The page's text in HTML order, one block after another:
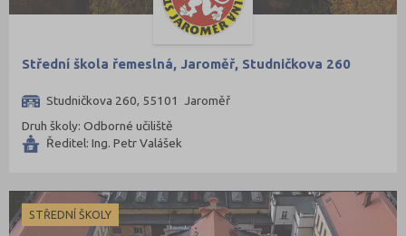
Střední škola řemeslná, Jaroměř, Studničkova 260
Studničkova 260, 55101 Jaroměř
Druh školy: Odborné učiliště
Ředitel: Ing. Petr Valášek
STŘEDNÍ ŠKOLY